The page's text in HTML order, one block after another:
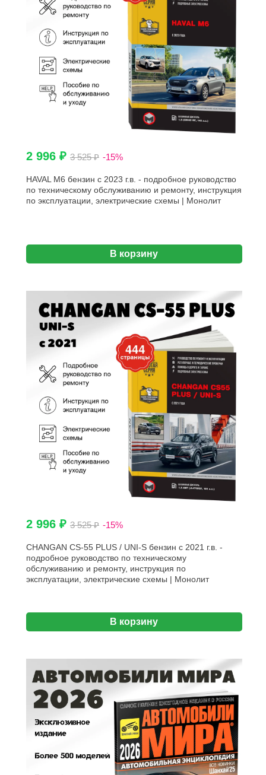
2 996 ₽ 3 525 ₽ -15%
HAVAL M6 бензин с 2023 г.в. - подробное руководство
по техническому обслуживанию и ремонту, инструкция
по эксплуатации, электрические схемы | Монолит
В корзину
2 996 ₽ 3 525 ₽ -15%
CHANGAN CS-55 PLUS / UNI-S бензин с 2021 г.в. -
подробное руководство по техническому
обслуживанию и ремонту, инструкция по
эксплуатации, электрические схемы | Монолит
В корзину